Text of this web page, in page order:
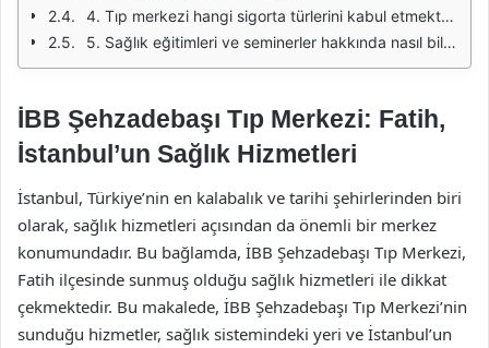
4. Tıp merkezi hangi sigorta türlerini kabul etmektedir?
5. Sağlık eğitimleri ve seminerler hakkında nasıl bilgi alabilirim?
İBB Şehzadebaşı Tıp Merkezi: Fatih,
İstanbul’un Sağlık Hizmetleri
İstanbul, Türkiye’nin en kalabalık ve tarihi şehirlerinden biri
olarak, sağlık hizmetleri açısından da önemli bir merkez
konumundadır. Bu bağlamda, İBB Şehzadebaşı Tıp Merkezi,
Fatih ilçesinde sunmuş olduğu sağlık hizmetleri ile dikkat
çekmektedir. Bu makalede, İBB Şehzadebaşı Tıp Merkezi’nin
sunduğu hizmetler, sağlık sistemindeki yeri ve İstanbul’un